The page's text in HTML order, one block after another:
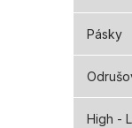
Pásky
High -